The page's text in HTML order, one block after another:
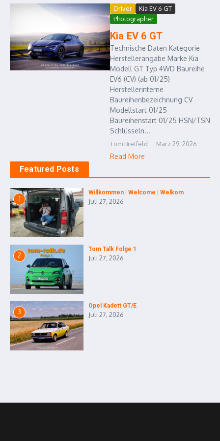
Driver
Kia EV 6 GT
Photographer
Kia EV 6 GT
Technische Daten Kategorie
Herstellerangabe Marke Kia
Modell GT Typ 4WD Baureihe
EV6 (CV) (ab 01/25)
Herstellerinterne
Baureihenbezeichnung CV
Modellstart 01/25
Baureihenstart 01/25 HSN/TSN
Schlüsseln...
Tom Bretfeld März 29, 2026
Read More
Featured Posts
1
Willkommen | Welcome | Welkom
Juli 27, 2026
2
Tom Talk Folge 1
Juli 27, 2026
3
Opel Kadett GT/E
Juli 27, 2026